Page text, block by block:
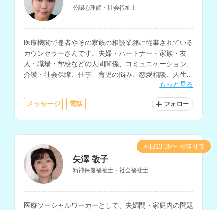
公認心理師・社会福祉士
医療機関で患者やその家族の相談業務に従事されている
カウンセラーさんです。夫婦・パートナー・家族・友
人・職場・学校などの人間関係、コミュニケーション、
介護・社会保障、仕事、育児の悩み、恋愛相談、人生相
談など、様々な相談内容に対応されています。もっと見る
メッセージ 電話 フォロー
矢澤 敬子
精神保健福祉士・社会福祉士
医療ソーシャルワーカーとして、夫婦間・家庭内の問題
本日13:30〜 相談可能